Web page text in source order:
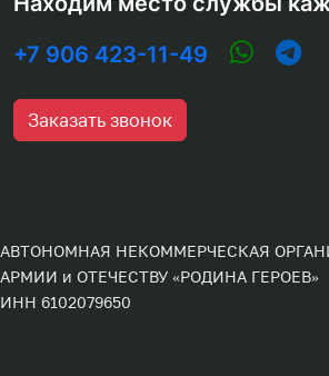
+7 906 423-11-49
Заказать звонок
АВТОНОМНАЯ НЕКОММЕРЧЕСКАЯ
АРМИИ и ОТЕЧЕСТВУ «РОДИНА ГЕРОЕВ»
ИНН 6102079650